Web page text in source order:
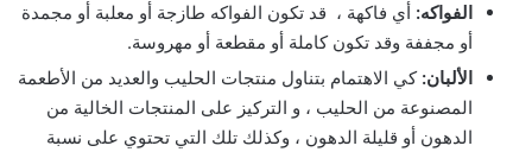
الفواكه: أي فاكهة ، قد تكون الفواكه طازجة أو معلبة أو مجمدة
أو مجففة وقد تكون كاملة أو مقطعة أو مهروسة.
الألبان: كي الاهتمام بتناول منتجات الحليب والعديد من الأطعمة
المصنوعة من الحليب ، و التركيز على المنتجات الخالية من
الدهون أو قليلة الدهون ، وكذلك تلك التي تحتوي على نسبة